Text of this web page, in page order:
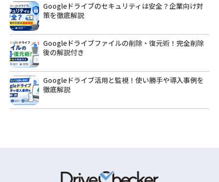
Googleドライブのセキュリティは安全？企業向け対
策を徹底解説
Googleドライブファイルの削除・復元術！完全削除
後の解説付き
Googleドライブ活用と監視！使い勝手や導入事例を
徹底解説